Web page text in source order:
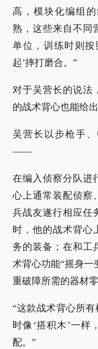
高，模块化编组
熟，这些来自不同
单位，训练时则按
起’摔打磨合。”
对于吴营长的说法
的战术背心也能给出
吴营长以步枪手
——
在编入侦察分队进
心上通常装配侦察
兵战友遂行相应任
时，他的战术背心
务的装备；在和工
术背心功能“摇身一
重破障所需的器材零
“这款战术背心所
时像‘搭积木’一样
配。”